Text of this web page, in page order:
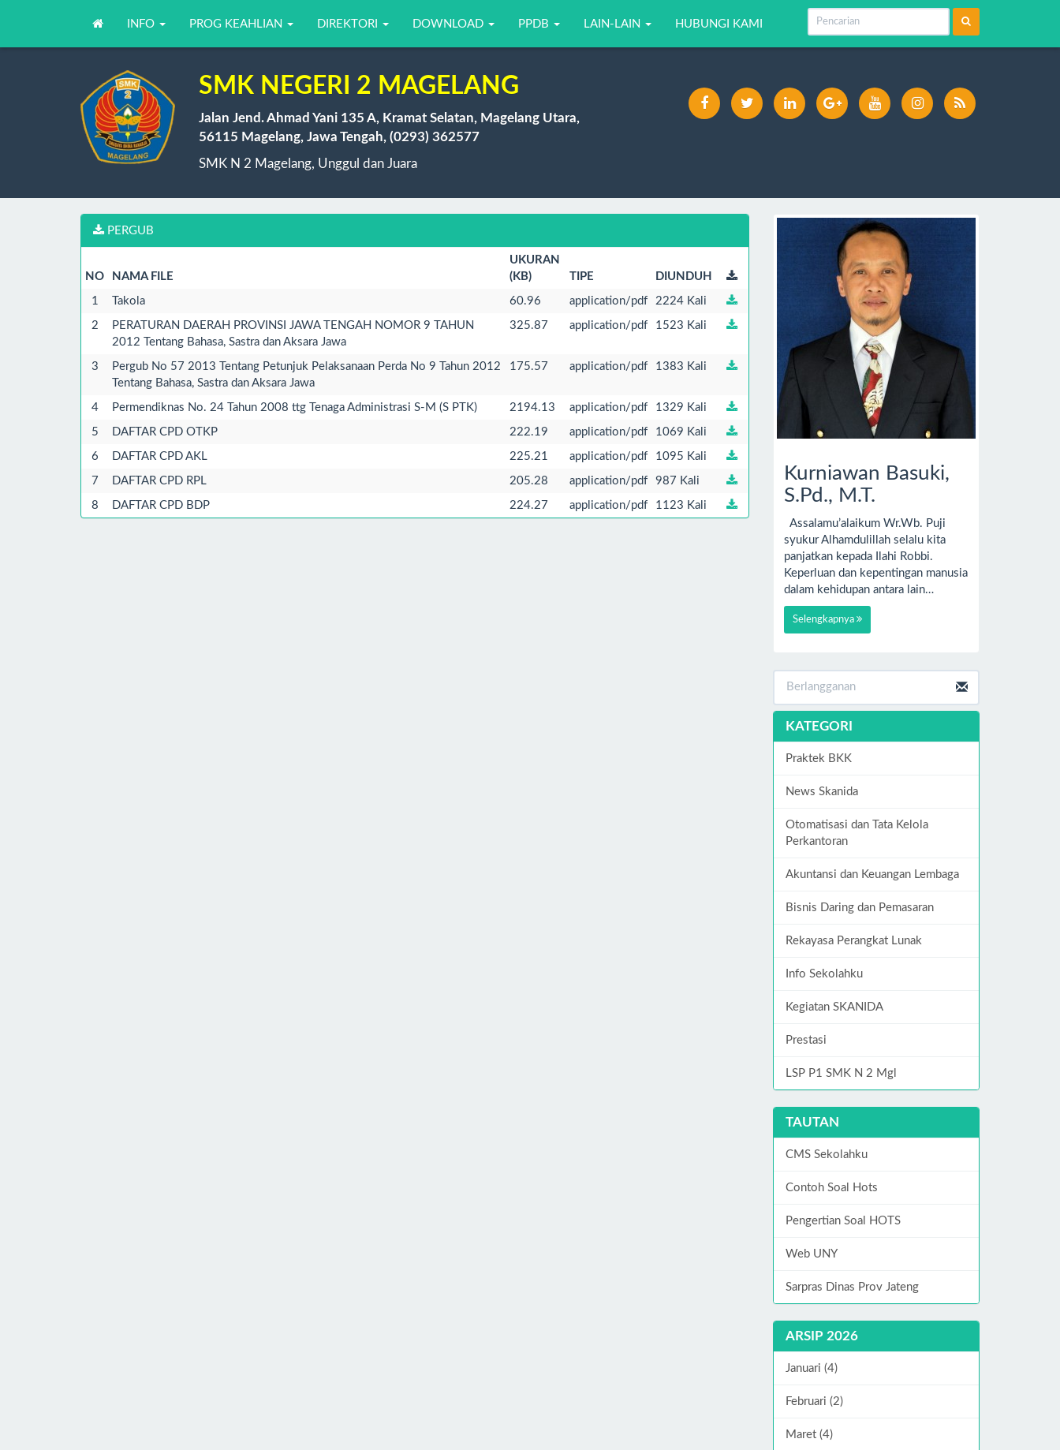
INFO PROG KEAHLIAN DIREKTORI DOWNLOAD PPDB LAIN-LAIN HUBUNGI KAMI
SMK NEGERI 2 MAGELANG
Jalan Jend. Ahmad Yani 135 A, Kramat Selatan, Magelang Utara,
56115 Magelang, Jawa Tengah, (0293) 362577
SMK N 2 Magelang, Unggul dan Juara
PERGUB
NO NAMA FILE
UKURAN
(KB)
TIPE DIUNDUH
1 Takola 60.96 application/pdf 2224 Kali
2
PERATURAN DAERAH PROVINSI JAWA TENGAH NOMOR 9 TAHUN
2012 Tentang Bahasa, Sastra dan Aksara Jawa
325.87 application/pdf 1523 Kali
3
Pergub No 57 2013 Tentang Petunjuk Pelaksanaan Perda No 9 Tahun 2012
Tentang Bahasa, Sastra dan Aksara Jawa
175.57 application/pdf 1383 Kali
4 Permendiknas No. 24 Tahun 2008 ttg Tenaga Administrasi S-M (S PTK) 2194.13 application/pdf 1329 Kali
5 DAFTAR CPD OTKP 222.19 application/pdf 1069 Kali
6 DAFTAR CPD AKL 225.21 application/pdf 1095 Kali
7 DAFTAR CPD RPL 205.28 application/pdf 987 Kali
8 DAFTAR CPD BDP 224.27 application/pdf 1123 Kali
Kurniawan Basuki,
S.Pd., M.T.
Assalamu’alaikum Wr.Wb. Puji
syukur Alhamdulillah selalu kita
panjatkan kepada Ilahi Robbi.
Keperluan dan kepentingan manusia
dalam kehidupan antara lain…
Selengkapnya
KATEGORI
Praktek BKK
News Skanida
Otomatisasi dan Tata Kelola
Perkantoran
Akuntansi dan Keuangan Lembaga
Bisnis Daring dan Pemasaran
Rekayasa Perangkat Lunak
Info Sekolahku
Kegiatan SKANIDA
Prestasi
LSP P1 SMK N 2 Mgl
TAUTAN
CMS Sekolahku
Contoh Soal Hots
Pengertian Soal HOTS
Web UNY
Sarpras Dinas Prov Jateng
ARSIP 2026
Januari (4)
Februari (2)
Maret (4)